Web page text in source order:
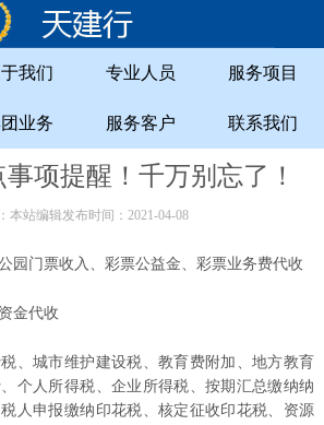
我们 专业人员 服务项目
业务 服务客户 联系我们
项提醒！千万别忘了！
本站编辑发布时间：2021-04-08
园门票收入、彩票公益金、彩票业务费代收
金代收
、城市维护建设税、教育费附加、地方教育
个人所得税、企业所得税、按期汇总缴纳纳
人申报缴纳印花税、核定征收印花税、资源